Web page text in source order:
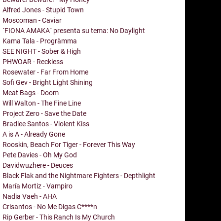
Alfred Jones - Stupid Town
Moscoman - Caviar
´FIONA AMAKA´ presenta su tema: No Daylight
Kama Tala - Progràmma
SEE NIGHT - Sober & High
PHWOAR - Reckless
Rosewater - Far From Home
Sofi Gev - Bright Light Shining
Meat Bags - Doom
Will Walton - The Fine Line
Project Zero - Save the Date
Bradlee Santos - Violent Kiss
A is A - Already Gone
Rooskin, Beach For Tiger - Forever This Way
Pete Davies - Oh My God
Davidwuzhere - Deuces
Black Flak and the Nightmare Fighters - Depthlight
María Mortiz - Vampiro
Nadia Vaeh - AHA
Crisantos - No Me Digas C****n
Rip Gerber - This Ranch Is My Church